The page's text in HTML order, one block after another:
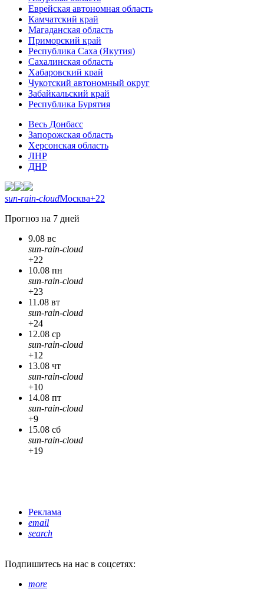
Еврейская автономная область
Камчатский край
Магаданская область
Приморский край
Республика Саха (Якутия)
Сахалинская область
Хабаровский край
Чукотский автономный округ
Забайкальский край
Республика Бурятия
Весь Донбасс
Запорожская область
Херсонская область
ЛНР
ДНР
sun-rain-cloudМосква+22
Прогноз на 7 дней
9.08 вс
sun-rain-cloud
+22
10.08 пн
sun-rain-cloud
+23
11.08 вт
sun-rain-cloud
+24
12.08 ср
sun-rain-cloud
+12
13.08 чт
sun-rain-cloud
+10
14.08 пт
sun-rain-cloud
+9
15.08 сб
sun-rain-cloud
+19
Реклама
email
search
Подпишитесь на нас в соцсетях:
more